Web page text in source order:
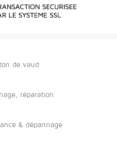
de vaud
réparation
& dépannage